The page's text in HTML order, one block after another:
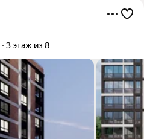
3 этаж из 8